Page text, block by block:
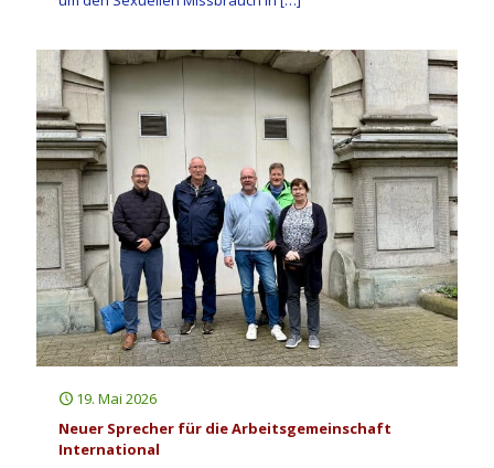
19. Mai 2026
Neuer Sprecher für die Arbeitsgemeinschaft
International